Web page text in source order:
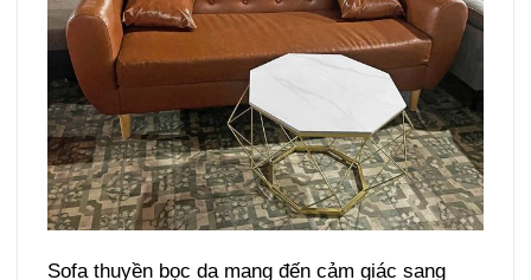
Sofa thuyền bọc da mang đến cảm giác sang